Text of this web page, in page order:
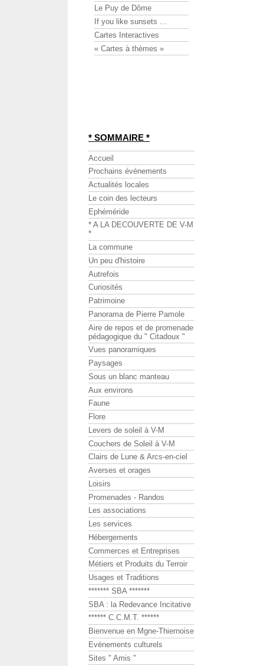
Le Puy de Dôme
If you like sunsets ...
Cartes Interactives
« Cartes à thèmes »
* SOMMAIRE *
Accueil
Prochains événements
Actualités locales
Le coin des lecteurs
Ephéméride
* A LA DECOUVERTE DE V-M
*
La commune
Un peu d'histoire
Autrefois
Curiosités
Patrimoine
Panorama de Pierre Pamole
Aire de repos et de promenade
pédagogique du " Citadoux "
Vues panoramiques
Paysages
Sous un blanc manteau
Aux environs
Faune
Flore
Levers de soleil à V-M
Couchers de Soleil à V-M
Clairs de Lune & Arcs-en-ciel
Averses et orages
Loisirs
Promenades - Randos
Les associations
Les services
Hébergements
Commerces et Entreprises
Métiers et Produits du Terroir
Usages et Traditions
******* SBA *******
SBA : la Redevance Incitative
****** C.C.M.T. ******
Bienvenue en Mgne-Thiernoise
Evénements culturels
Sites " Amis "